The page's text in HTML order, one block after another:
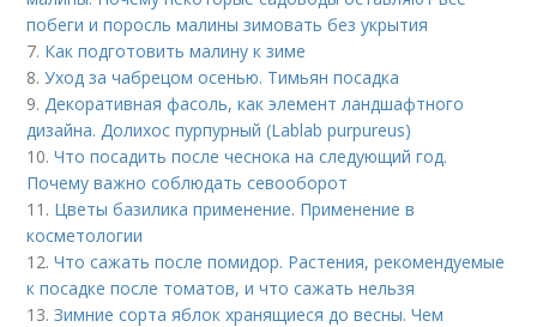
побеги и поросль малины зимовать без укрытия
7. Как подготовить малину к зиме
8.Уход за чабрецом осенью. Тимьян посадка
9. Декоративная фасоль, как элемент ландшафтного
дизайна. Долихос пурпурный (Lablab purpureus)
10.Что посадить после чеснока на следующий год.
Почему важно соблюдать севооборот
11. Цветы базилика применение. Применение в
косметологии
12.Что сажать после помидор. Растения, рекомендуемые
к посадке после томатов, и что сажать нельзя
13.Зимние сорта яблок хранящиеся до весны. Чем